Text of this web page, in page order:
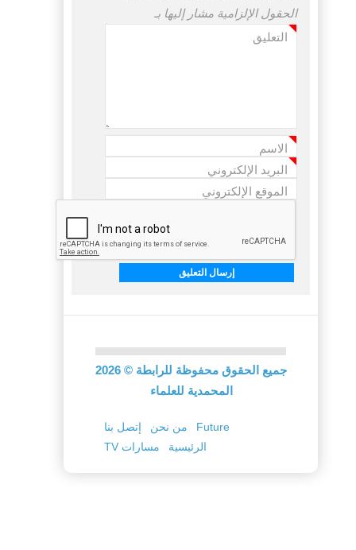
الحقول الإلزامية مشار إليها بـ
التعليق
الاسم *
البريد الإلكتروني *
الموقع الإلكتروني
2026 © جميع الحقوق محفوظة للرابطة
المحمدية للعلماء
إتصل بنا من نحن
Future
TV مسارات
الرئيسية